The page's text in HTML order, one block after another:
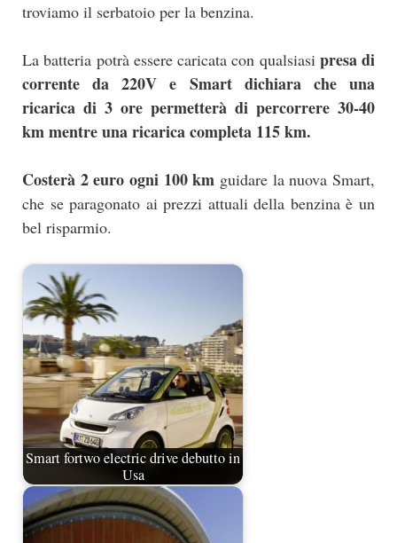
troviamo il serbatoio per la benzina.
La batteria potrà essere caricata con qualsiasi presa di
corrente da 220V e Smart dichiara che una
ricarica di 3 ore permetterà di percorrere 30-40
km mentre una ricarica completa 115 km.
Costerà 2 euro ogni 100 km guidare la nuova Smart,
che se paragonato ai prezzi attuali della benzina è un
bel risparmio.
Smart fortwo electric drive debutto in
Usa